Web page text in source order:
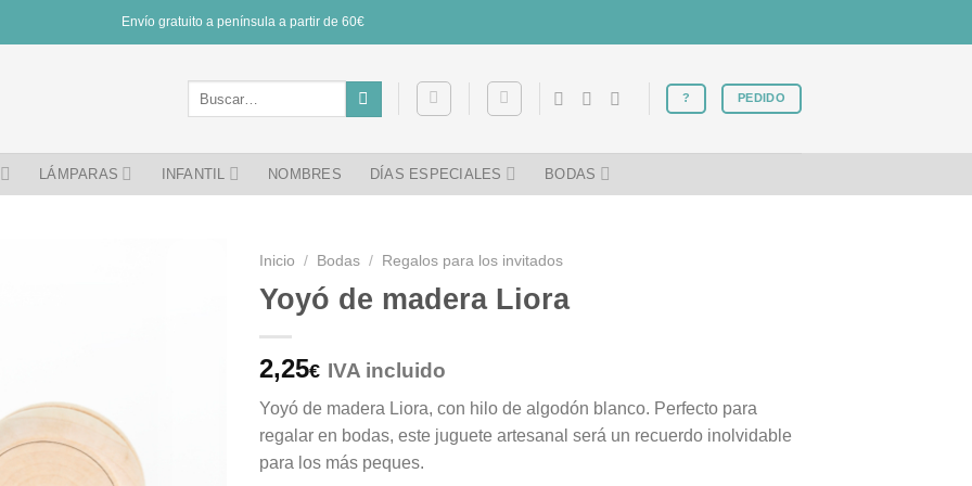
Envío gratuito a península a partir de 60€
? PEDIDO
LÁMPARAS INFANTIL NOMBRES DÍAS ESPECIALES BODAS
Inicio / Bodas / Regalos para los invitados
Yoyó de madera Liora
2,25€ IVA incluido
Yoyó de madera Liora, con hilo de algodón blanco. Perfecto para
regalar en bodas, este juguete artesanal será un recuerdo inolvidable
para los más peques.